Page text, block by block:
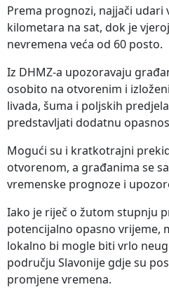
Prema prognozi, najjači
kilometara na sat, dok je
nevremena veća od 60 posto.
Iz DHMZ-a upozoravaju
osobito na otvorenim i
livada, šuma i poljskih
predstavljati dodatnu
Mogući su i kratkotrajni
otvorenom, a građanima se
vremenske prognoze i
Iako je riječ o žutom stupnju
potencijalno opasno vrijeme,
lokalno bi mogle biti vrlo
području Slavonije gdje su
promjene vremena.